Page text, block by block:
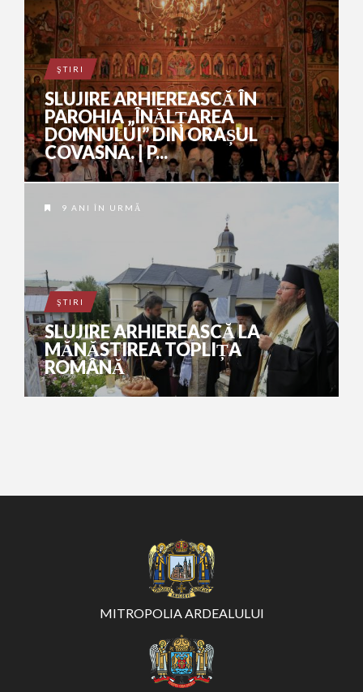
ŞTIRI
SLUJIRE ARHIEREASCĂ ÎN
PAROHIA „ÎNĂLȚAREA
DOMNULUI” DIN ORAȘUL
COVASNA. | P...
9 ANI ÎN URMĂ
ŞTIRI
SLUJIRE ARHIEREASCĂ LA
MĂNĂSTIREA TOPLIȚA
ROMÂNĂ
MITROPOLIA ARDEALULUI